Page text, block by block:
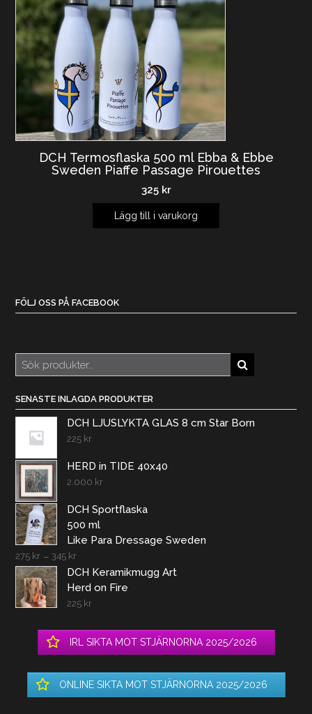
DCH Termosflaska 500 ml Ebba & Ebbe
Sweden Piaffe Passage Pirouettes
325 kr
Lägg till i varukorg
FÖLJ OSS PÅ FACEBOOK
Sök
efter:
SENASTE INLAGDA PRODUKTER
DCH LJUSLYKTA GLAS 8 cm Star Born
225 kr
HERD in TIDE 40x40
2.000 kr
DCH Sportflaska
500 ml
Like Para Dressage Sweden
275 kr – 345 kr
DCH Keramikmugg Art
Herd on Fire
225 kr
IRL SIKTA MOT STJÄRNORNA 2025/2026
ONLINE SIKTA MOT STJÄRNORNA 2025/2026